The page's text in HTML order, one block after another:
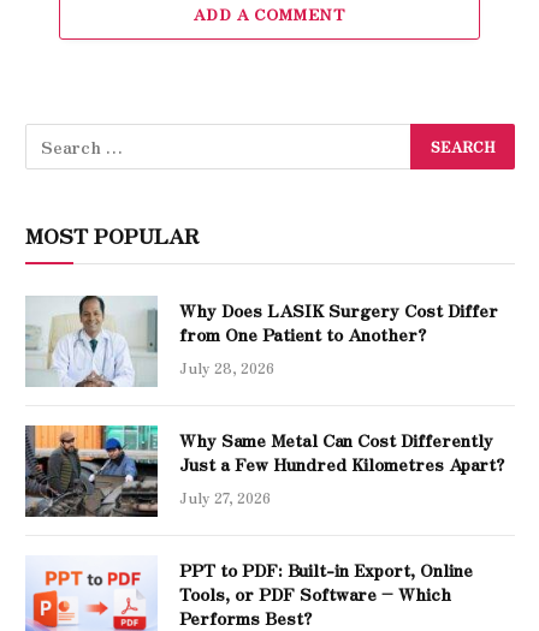
ADD A COMMENT
MOST POPULAR
Why Does LASIK Surgery Cost Differ
from One Patient to Another?
July 28, 2026
Why Same Metal Can Cost Differently
Just a Few Hundred Kilometres Apart?
July 27, 2026
PPT to PDF: Built-in Export, Online
Tools, or PDF Software – Which
Performs Best?